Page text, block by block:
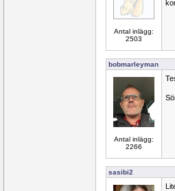
Antal inlägg:
2503
bobmarleyman
Antal inlägg:
2266
sasibi2